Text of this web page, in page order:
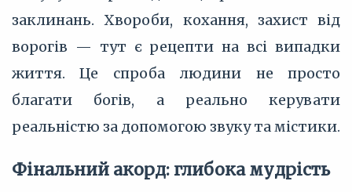
заклинань. Хвороби, кохання, захист від
ворогів — тут є рецепти на всі випадки
життя. Це спроба людини не просто
благати богів, а реально керувати
реальністю за допомогою звуку та містики.
Фінальний акорд: глибока мудрість